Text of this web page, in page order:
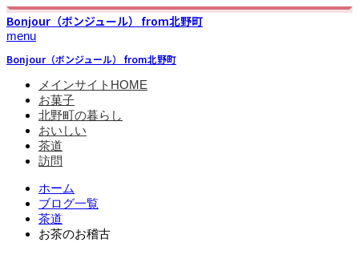
Bonjour（ボンジュール） from北野町
menu
Bonjour（ボンジュール） from北野町
メインサイトHOME
お菓子
北野町の暮らし
おいしい
茶道
訪問
ホーム
ブログ一覧
茶道
お茶のお稽古